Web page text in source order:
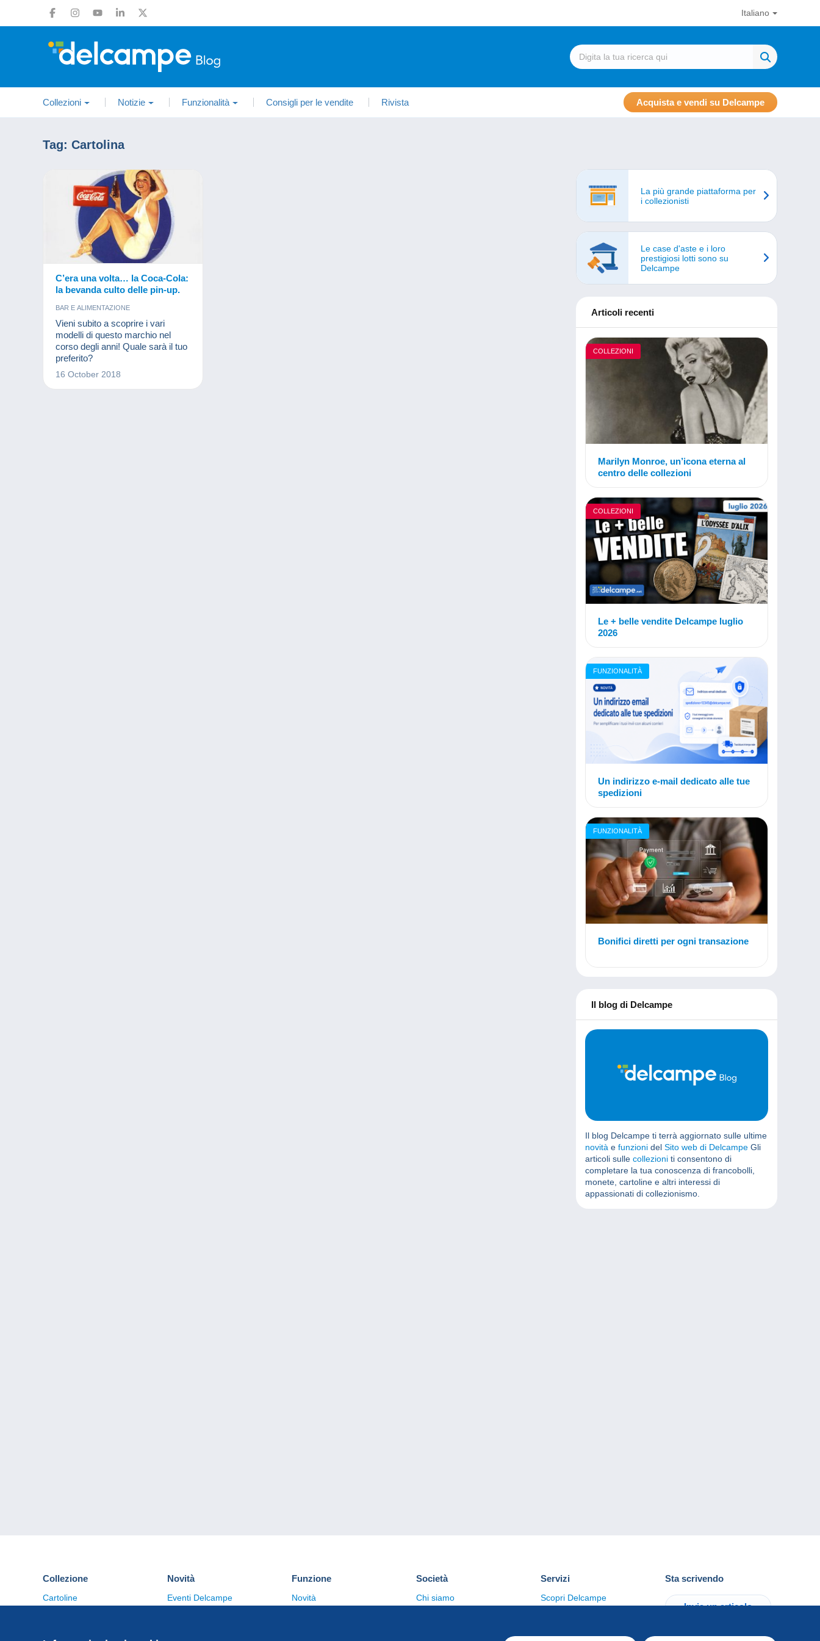
Italiano
Collezioni Notizie Funzionalità Consigli per le vendite Rivista Acquista e vendi su Delcampe
Tag: Cartolina
C’era una volta… la Coca-Cola:
la bevanda culto delle pin-up.
BAR E ALIMENTAZIONE
Vieni subito a scoprire i vari
modelli di questo marchio nel
corso degli anni! Quale sarà il tuo
preferito?
16 October 2018
La più grande piattaforma per
i collezionisti
Le case d'aste e i loro
prestigiosi lotti sono su
Delcampe
Articoli recenti
COLLEZIONI
Marilyn Monroe, un’icona eterna al
centro delle collezioni
COLLEZIONI
Le + belle vendite Delcampe luglio
2026
FUNZIONALITÀ
Un indirizzo e-mail dedicato alle tue
spedizioni
FUNZIONALITÀ
Bonifici diretti per ogni transazione
Il blog di Delcampe
Il blog Delcampe ti terrà aggiornato sulle ultime
novità e funzioni del Sito web di Delcampe Gli
articoli sulle collezioni ti consentono di
completare la tua conoscenza di francobolli,
monete, cartoline e altri interessi di
appassionati di collezionismo.
Collezione
Cartoline
Novità
Eventi Delcampe
Funzione
Novità
Società
Chi siamo
Servizi
Scopri Delcampe
Sta scrivendo
Invia un articolo